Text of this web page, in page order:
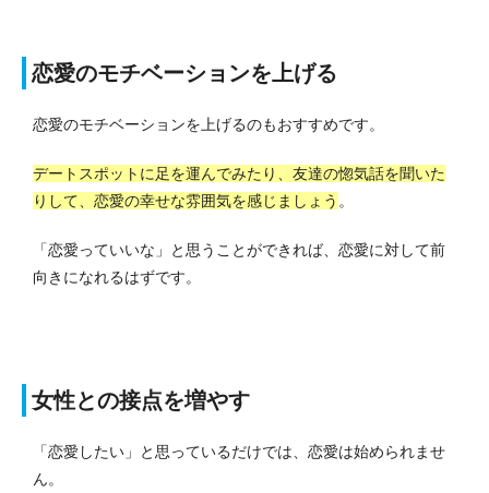
恋愛のモチベーションを上げる
恋愛のモチベーションを上げるのもおすすめです。
デートスポットに足を運んでみたり、友達の惚気話を聞いた
りして、恋愛の幸せな雰囲気を感じましょう 。
「恋愛っていいな」と思うことができれば、恋愛に対して前
向きになれるはずです。
女性との接点を増やす
「恋愛したい」と思っているだけでは、恋愛は始められませ
ん。